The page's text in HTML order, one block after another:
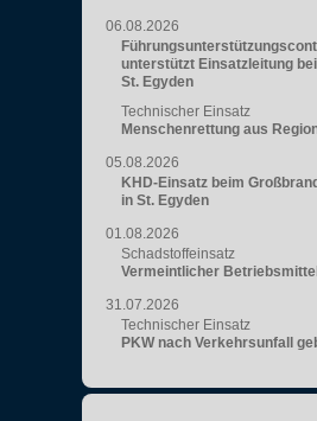
06.08.2026
unterstützt Einsatzleitung
St. Egyden
Technischer Einsatz
Menschenrettung aus
05.08.2026
KHD-Einsatz beim
in St. Egyden
01.08.2026
Schadstoffeinsatz
Vermeintlicher
31.07.2026
Technischer Einsatz
PKW nach Verkehrsunfall